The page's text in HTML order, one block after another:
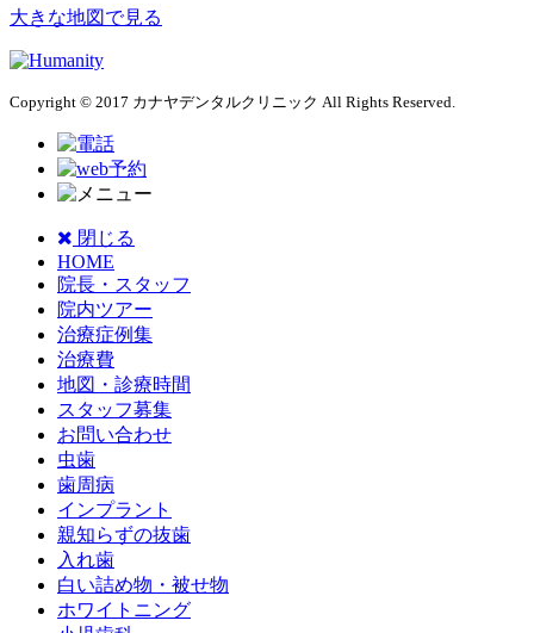
大きな地図で見る
Copyright © 2017 カナヤデンタルクリニック All Rights Reserved.
閉じる
HOME
院長・スタッフ
院内ツアー
治療症例集
治療費
地図・診療時間
スタッフ募集
お問い合わせ
虫歯
歯周病
インプラント
親知らずの抜歯
入れ歯
白い詰め物・被せ物
ホワイトニング